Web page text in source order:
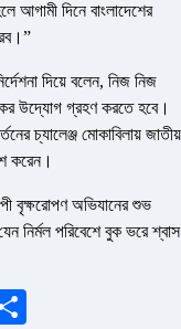
আগামী দিনে বাংলাদেশের
দিয়ে বলেন, নিজ নিজ
উদ্যোগ গ্রহণ করতে হবে।
চ্যালেঞ্জ মোকাবিলায় জাতীয়
করেন।
বৃক্ষরোপণ অভিযানের শুভ
নির্মল পরিবেশে বুক ভরে শ্বাস